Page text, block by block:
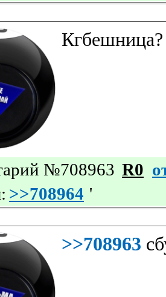
Кгбешница?
№708963 R0
>>708964 '
>>708963